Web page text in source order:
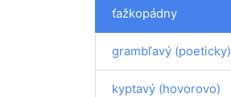
ťažkopádny
grambľavý (poeticky)
kyptavý (hovorovo)